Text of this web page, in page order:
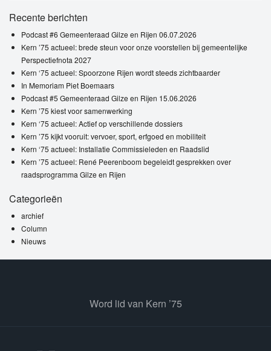
Recente berichten
Podcast #6 Gemeenteraad Gilze en Rijen 06.07.2026
Kern ’75 actueel: brede steun voor onze voorstellen bij gemeentelijke
Perspectiefnota 2027
Kern ‘75 actueel: Spoorzone Rijen wordt steeds zichtbaarder
In Memoriam Piet Boemaars
Podcast #5 Gemeenteraad Gilze en Rijen 15.06.2026
Kern ’75 kiest voor samenwerking
Kern ‘75 actueel: Actief op verschillende dossiers
Kern ’75 kijkt vooruit: vervoer, sport, erfgoed en mobiliteit
Kern ‘75 actueel: Installatie Commissieleden en Raadslid
Kern ’75 actueel: René Peerenboom begeleidt gesprekken over
raadsprogramma Gilze en Rijen
Categorieën
archief
Column
Nieuws
Word lid van Kern ’75